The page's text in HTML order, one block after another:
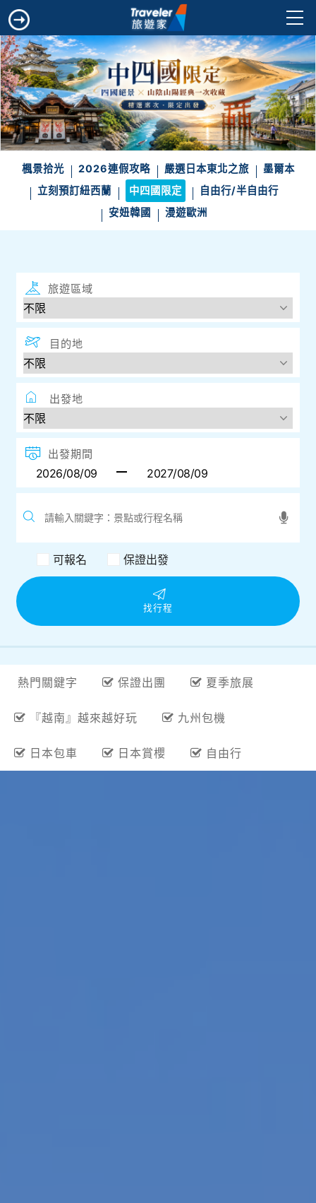
楓景拾光 2026連假攻略 嚴選日本東北之旅
墨爾本
立刻預訂紐西蘭
中四國限定
自由行/半自由行
安妞韓國
漫遊歐洲
旅遊區域
目的地
出發地
出發期間
可報名 保證出發
找行程
熱門關鍵字 保證出團 夏季旅展
『越南』越來越好玩 九州包機
日本包車 日本賞櫻 自由行